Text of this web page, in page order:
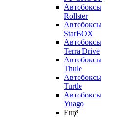
Автобоксы
Rollster
Автобоксы
StarBOX
Автобоксы
Terra Drive
Автобоксы
Thule
Автобоксы
Turtle
Автобоксы
Yuago
Ещё